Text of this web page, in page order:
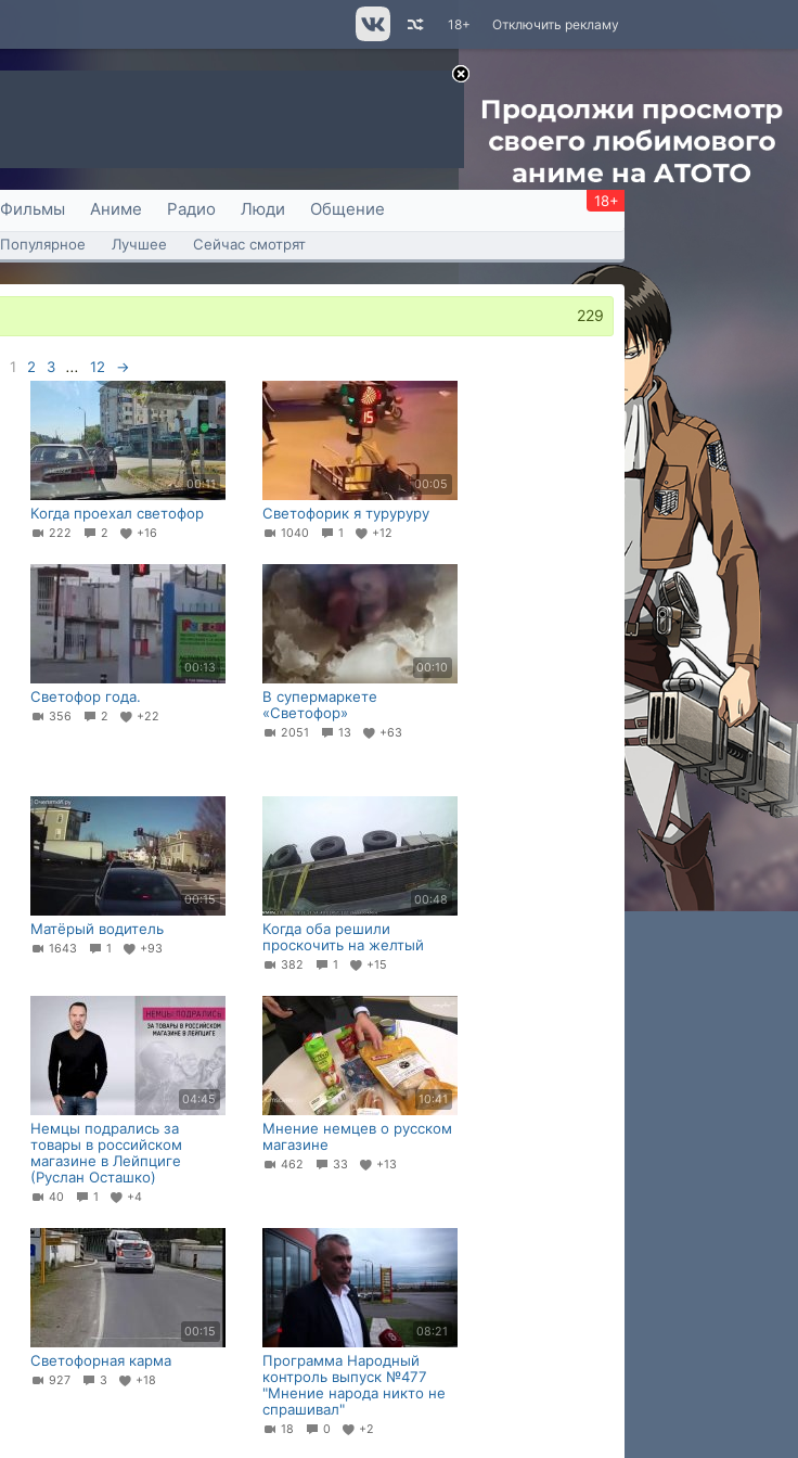
Отключить рекламу
18+
Фильмы Аниме Радио Люди Общение 18+
Популярное Лучшее Сейчас смотрят
229
1 2 3 ... 12 →
00:11
Когда проехал светофор
222 2 +16
00:05
Светофорик я туруруру
1040 1 +12
00:13
Светофор года.
356 2 +22
00:10
В супермаркете
«Светофор»
2051 13 +63
00:15
Матёрый водитель
1643 1 +93
00:48
Когда оба решили
проскочить на желтый
382 1 +15
04:45
Немцы подрались за
товары в российском
магазине в Лейпциге
(Руслан Осташко)
40 1 +4
10:41
Мнение немцев о русском
магазине
462 33 +13
00:15
Светофорная карма
927 3 +18
08:21
Программа Народный
контроль выпуск №477
"Мнение народа никто не
спрашивал"
18 0 +2